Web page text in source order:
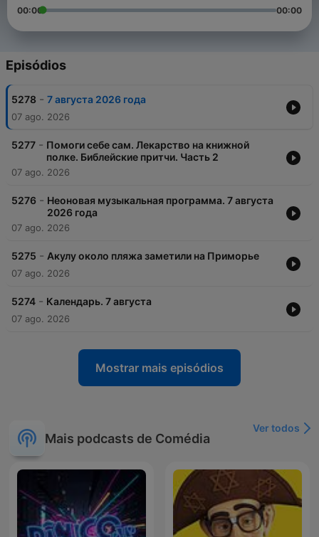
00:00 00:00
Episódios
5278 - 7 августа 2026 года
07 ago. 2026
5277 - Помоги себе сам. Лекарство на книжной
полке. Библейские притчи. Часть 2
07 ago. 2026
5276 - Неоновая музыкальная программа. 7 августа
2026 года
07 ago. 2026
5275 - Акулу около пляжа заметили на Приморье
07 ago. 2026
5274 - Календарь. 7 августа
07 ago. 2026
Mostrar mais episódios
Mais podcasts de Comédia
Ver todos